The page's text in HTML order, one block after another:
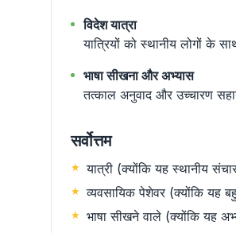
विदेश यात्रा
यात्रियों को स्थानीय लोगों के
भाषा सीखना और अभ्यास
तत्काल अनुवाद और उच्चारण
सर्वोत्तम
यात्री (क्योंकि यह स्थानीय
व्यवसायिक पेशेवर (क्योंकि यह
भाषा सीखने वाले (क्योंकि यह